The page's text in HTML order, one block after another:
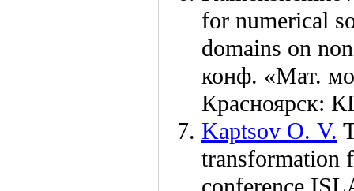
for numerical
domains on
конф. «Мат.
Красноярск:
Kaptsov O. V.
transformation